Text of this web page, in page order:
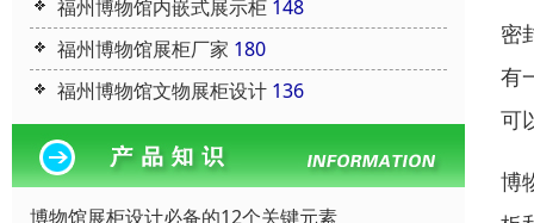
福州博物馆内嵌式展示柜 148
福州博物馆展柜厂家 180
福州博物馆文物展柜设计 136
博物馆展柜设计必备的12个关键元素
密
有
可
博